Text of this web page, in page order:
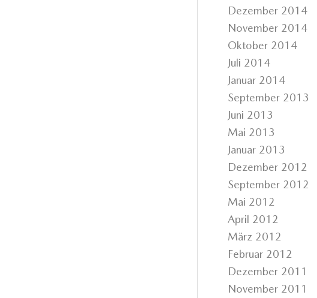
Dezember 2014
November 2014
Oktober 2014
Juli 2014
Januar 2014
September 2013
Juni 2013
Mai 2013
Januar 2013
Dezember 2012
September 2012
Mai 2012
April 2012
März 2012
Februar 2012
Dezember 2011
November 2011